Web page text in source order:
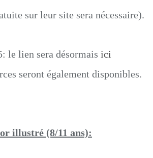
sur leur site sera nécessaire).
le lien sera désormais ici
seront également disponibles.
illustré (8/11 ans):